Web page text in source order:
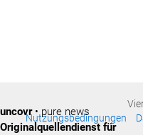
Nutzungsbedingungen
uncovr• pure news
Originalquellendienst für